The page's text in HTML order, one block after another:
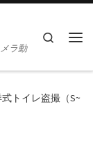
ラ動
Search
トイレ盗撮（S~